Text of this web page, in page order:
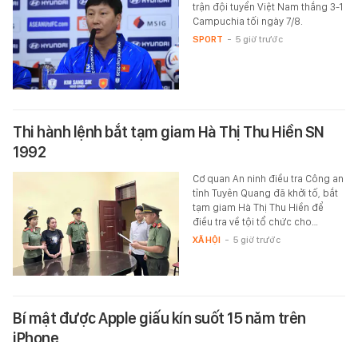
trận đội tuyển Việt Nam thắng 3-1
Campuchia tối ngày 7/8.
SPORT - 5 giờ trước
Thi hành lệnh bắt tạm giam Hà Thị Thu Hiền SN
1992
Cơ quan An ninh điều tra Công an
tỉnh Tuyên Quang đã khởi tố, bắt
tạm giam Hà Thị Thu Hiền để
điều tra về tội tổ chức cho…
XÃ HỘI - 5 giờ trước
Bí mật được Apple giấu kín suốt 15 năm trên